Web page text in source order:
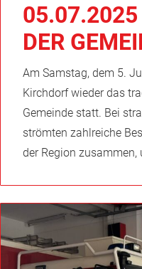
05.07.2025
DER
Am Samstag, dem 5.
Kirchdorf wieder das
Gemeinde statt. Bei
strömten zahlreiche
der Region zusammen,